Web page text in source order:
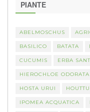
PIANTE
ABELMOSCHUS
BASILICO BATATA
CUCUMIS ERBA
HIEROCHLOE ODORATA
HOSTA URUI
IPOMEA ACQUATICA